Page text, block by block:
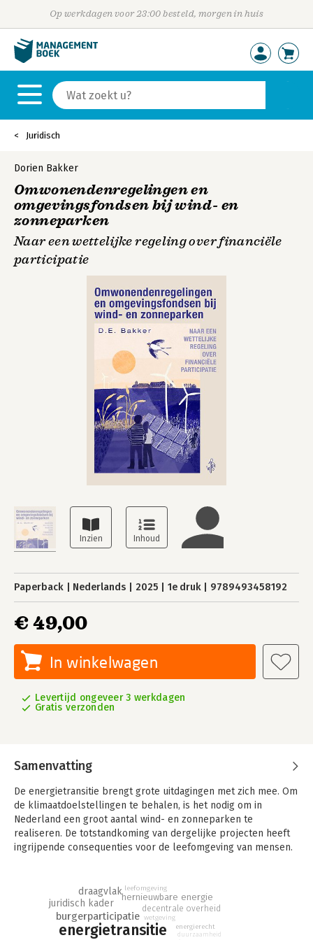
Op werkdagen voor 23:00 besteld, morgen in huis
Juridisch
Dorien Bakker
Omwonendenregelingen en
omgevingsfondsen bij wind- en
zonneparken
Naar een wettelijke regeling over financiële
participatie
Paperback Nederlands 2025 1e druk 9789493458192
€ 49,00
In winkelwagen
Levertijd ongeveer 3 werkdagen
Gratis verzonden
Samenvatting
De energietransitie brengt grote uitdagingen met zich mee. Om
de klimaatdoelstellingen te behalen, is het nodig om in
Nederland een groot aantal wind- en zonneparken te
realiseren. De totstandkoming van dergelijke projecten heeft
ingrijpende consequenties voor de leefomgeving van mensen.
Deze publicatie gaat over financiële participatie bij wind- en
zonneparken in relatie tot het omgevingsrecht. Twee vormen
van financiële participatie staan centraal, namelijk
energietransitie
burgerparticipatie
juridisch kader
draagvlakhernieuwbare energie
decentrale overheid
wetgeving
leefomgeving
energierecht
duurzaamheid